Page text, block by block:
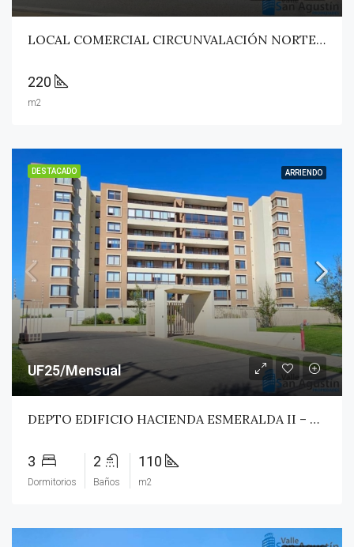
LOCAL COMERCIAL CIRCUNVALACIÓN NORTE – TALCA
220
m2
DESTACADO ARRIENDO
UF25/Mensual
DEPTO EDIFICIO HACIENDA ESMERALDA II – TALCA
3
Dormitorios
2
Baños
110
m2